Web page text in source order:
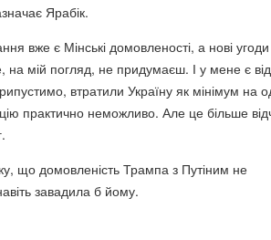
Ярабік.
вже є Мінські домовленості, а нові угоди
на мій погляд, не придумаєш. І у мене є
втратили Україну як мінімум на
практично неможливо. Але це більше
що домовленість Трампа з Путіним не
завадила б йому.